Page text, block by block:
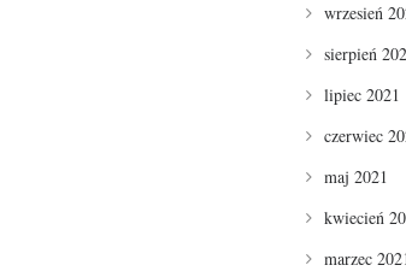
wrzesień
sierpień
lipiec 2021
czerwiec
maj 2021
kwiecień
marzec